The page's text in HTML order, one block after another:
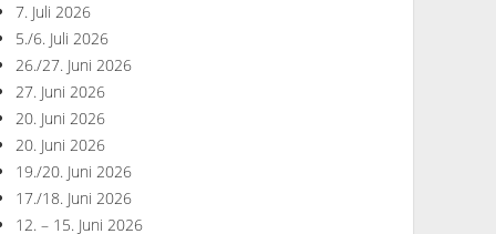
7. Juli 2026
5./6. Juli 2026
26./27. Juni 2026
27. Juni 2026
20. Juni 2026
20. Juni 2026
19./20. Juni 2026
17./18. Juni 2026
12. – 15. Juni 2026